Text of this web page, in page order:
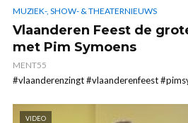
MUZIEK-, SHOW- & THEATERNIEUWS
Vlaanderen Feest de
met Pim Symoens
MENT55
#vlaanderenzingt #vlaanderenfeest
VIDEO